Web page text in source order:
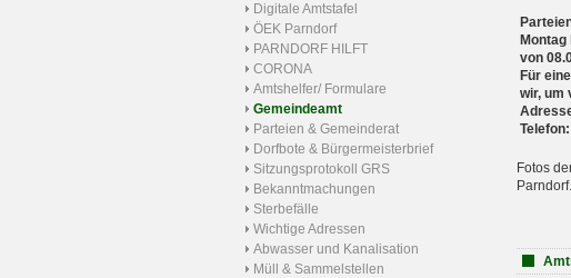
Digitale Amtstafel
ÖEK Parndorf
PARNDORF HILFT
CORONA
Amtshelfer/ Formulare
Gemeindeamt
Parteien & Gemeinderat
Dorfbote & Bürgermeisterbrief
Sitzungsprotokoll GRS
Bekanntmachungen
Sterbefälle
Wichtige Adressen
Abwasser und Kanalisation
Müll & Sammelstellen
von
Für
wir, um
Telefon:
Fotos
Parndorf.